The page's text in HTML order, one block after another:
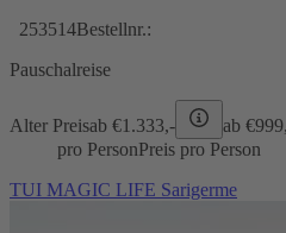
253514Bestellnr.:
Pauschalreise
Alter Preisab €1.333,- ab €
pro PersonPreis pro Person
TUI MAGIC LIFE Sarigerme